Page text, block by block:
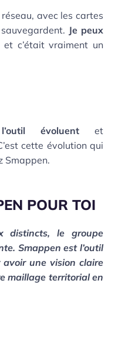
avec les cartes
Je peux
et c’était vraiment un
évoluent et
cette évolution qui
Smappen.
POUR TOI
distincts, le groupe
Smappen est l’outil
une vision claire
maillage territorial en